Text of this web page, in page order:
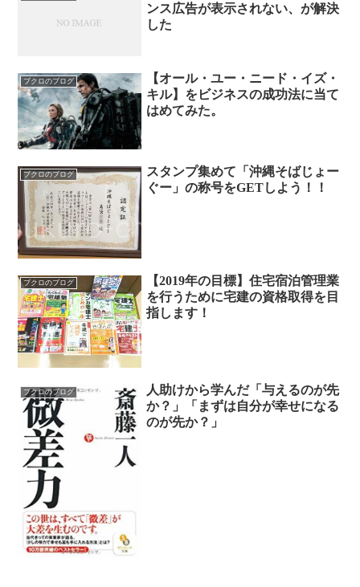
ンス広告が表示されない、が解決
した
ブクロのブログ
【オール・ユー・ニード・イズ・
キル】をビジネスの成功法に当て
はめてみた。
ブクロのブログ
スタンプ集めて「沖縄そばじょー
ぐー」の称号をGETしよう！！
ブクロのブログ
【2019年の目標】住宅宿泊管理業
を行うために宅建の資格取得を目
指します！
ブクロのブログ
人助けから学んだ「与えるのが先
か？」「まずは自分が幸せになる
のが先か？」